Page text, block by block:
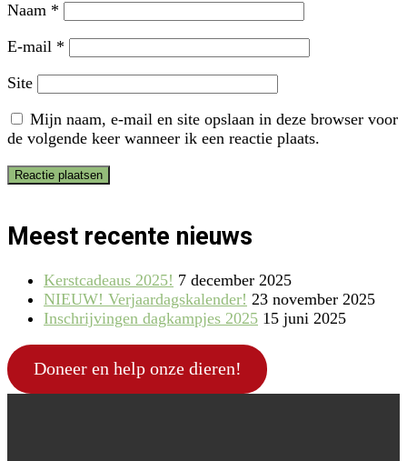
Naam *
E-mail *
Site
Mijn naam, e-mail en site opslaan in deze browser voor
de volgende keer wanneer ik een reactie plaats.
Meest recente nieuws
Kerstcadeaus 2025! 7 december 2025
NIEUW! Verjaardagskalender! 23 november 2025
Inschrijvingen dagkampjes 2025 15 juni 2025
Doneer en help onze dieren!